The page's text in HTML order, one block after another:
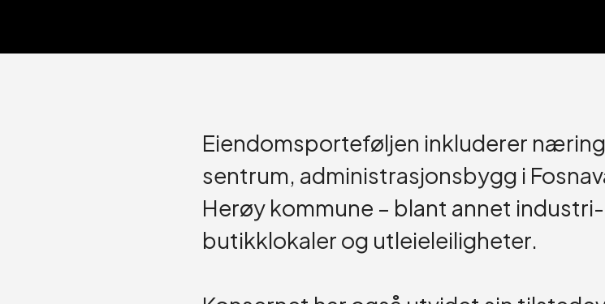
Eiendomsporteføljen inkluderer
sentrum, administrasjonsbygg i
Herøy kommune – blant annet
butikklokaler og utleieleiligheter.